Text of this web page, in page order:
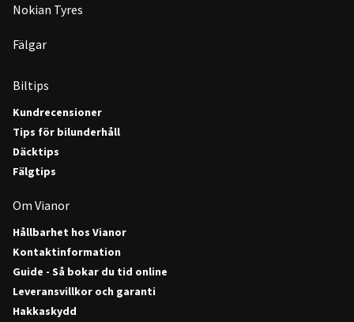
Nokian Tyres
Fälgar
Biltips
Kundrecensioner
Tips för bilunderhåll
Däcktips
Fälgtips
Om Vianor
Hållbarhet hos Vianor
Kontaktinformation
Guide - Så bokar du tid online
Leveransvillkor och garanti
Hakkaskydd